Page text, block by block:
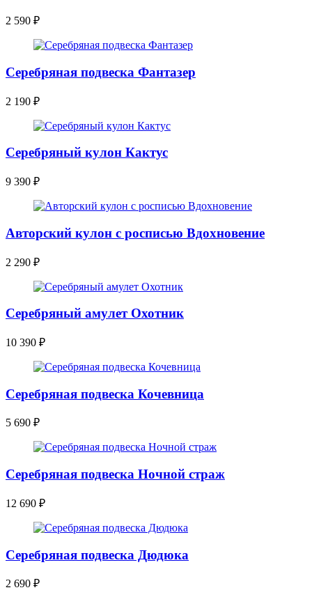
2 590 ₽
Серебряная подвеска Фантазер
2 190 ₽
Серебряный кулон Кактус
9 390 ₽
Авторский кулон с росписью Вдохновение
2 290 ₽
Серебряный амулет Охотник
10 390 ₽
Серебряная подвеска Кочевница
5 690 ₽
Серебряная подвеска Ночной страж
12 690 ₽
Серебряная подвеска Дюдюка
2 690 ₽